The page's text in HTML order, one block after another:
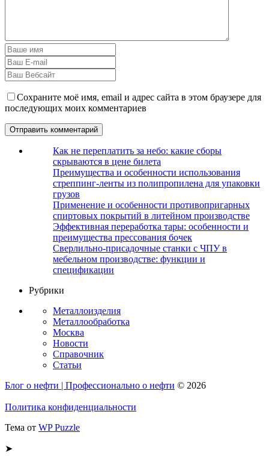
Сохраните моё имя, email и адрес сайта в этом браузере для
последующих моих комментариев
Как не переплатить за небо: какие сборы
скрываются в цене билета
Преимущества и особенности использования
стреппинг-ленты из полипропилена для упаковки
грузов
Применение и особенности противопригарных
спиртовых покрытий в литейном производстве
Эффективная переработка тары: особенности и
преимущества прессования бочек
Сверлильно-присадочные станки с ЧПУ в
мебельном производстве: функции и
спецификации
Рубрики
Металлоизделия
Металлообработка
Москва
Новости
Справочник
Статьи
Блог о нефти | Профессионально о нефти © 2026
Политика конфиденциальности
Тема от WP Puzzle
➤